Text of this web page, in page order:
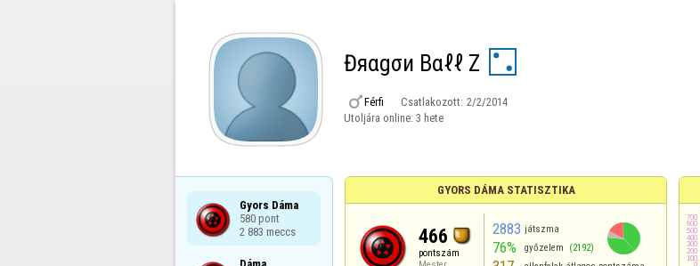
Đяαgσи Bαℓℓ Z
Férfi Csatlakozott: 2/2/2014
Utoljára online: 3 hete
Gyors Dáma
580 pont
2 883 meccs
GYORS DÁMA STATISZTIKA
466
pontszám
2883 játszma
76% győzelem (2192)